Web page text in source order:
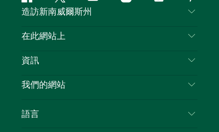
嘰
喳
造訪新南威爾斯州
聯絡我們
隱私
Cookie 通知
在此網站上
目的地
新南威爾斯州公路旅行
活動
資訊
旅行資訊
新南威爾斯的商業
我們的網站
語言